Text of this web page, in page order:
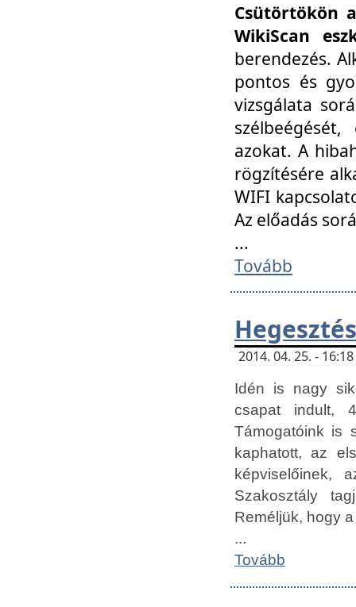
Csütörtökön
WikiScan
berendezés.
pontos és
vizsgálata
azokat. A
rögzítésére
WIFI
Az előadás
...
Tovább
2014. 04. 25. -
Idén is nagy
csapat indult,
Támogatóink is
kaphatott, az
képviselőinek,
Szakosztály
Reméljük, hogy
...
Tovább